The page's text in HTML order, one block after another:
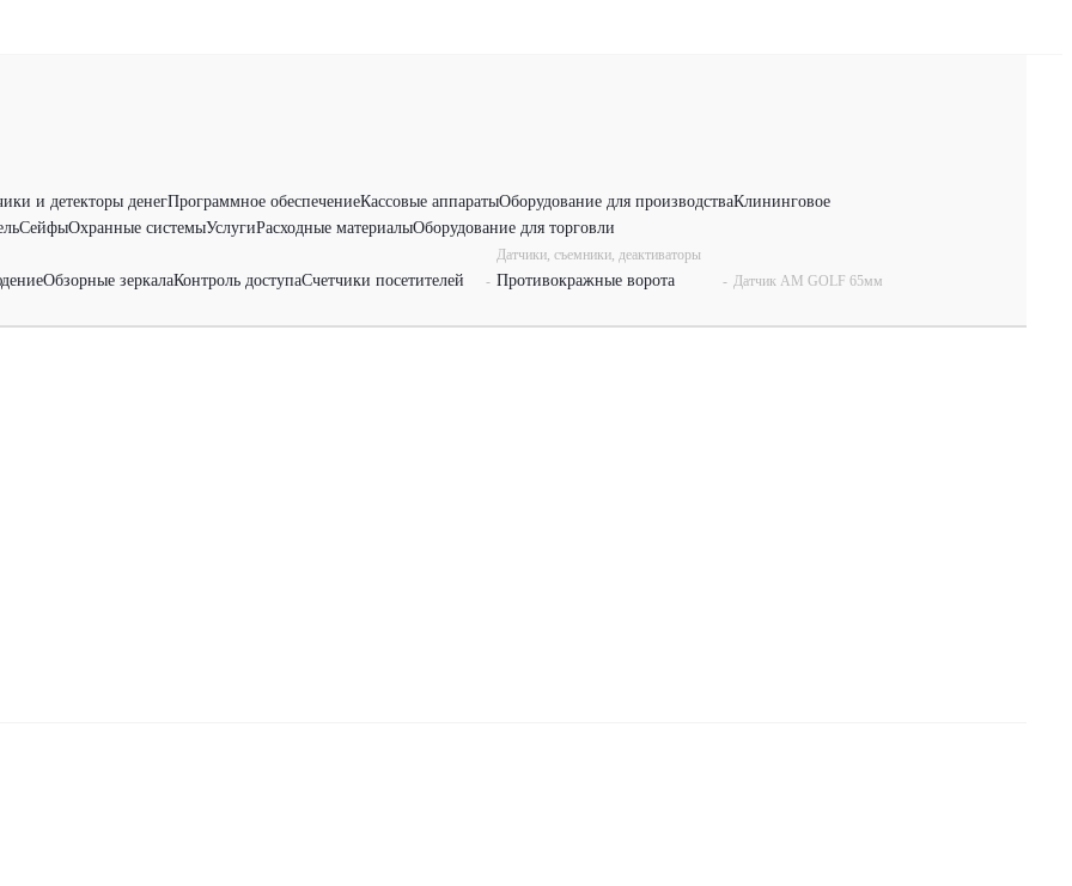
и детекторы денегПрограммное обеспечениеКассовые аппаратыОборудование для производстваКлининговое
СейфыОхранные системыУслугиРасходные материалыОборудование для торговли
Обзорные зеркалаКонтроль доступаСчетчики посетителей -
Датчики, съемники, деактиваторы
Противокражные ворота - Датчик АМ GOLF 65мм